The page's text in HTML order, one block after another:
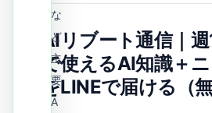
AIリブート通信｜
で使えるAI知識＋
をLINEで届ける（無
な
ど
主
要
A